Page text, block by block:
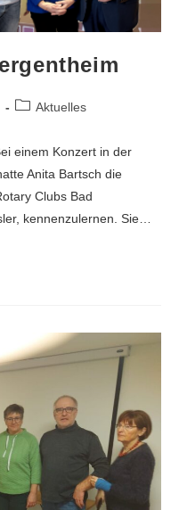
Aktuelles
einem Konzert in der
Anita Bartsch die
Clubs Bad
kennenzulernen. Sie…